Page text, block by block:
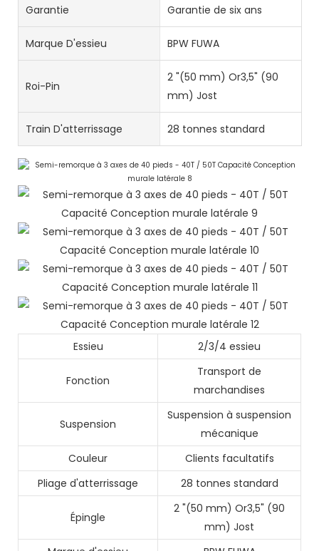
Garantie Garantie de six ans
Marque D'essieu BPW FUWA
Roi-Pin
2 "(50 mm) Or3,5" (90
mm) Jost
Train D'atterrissage 28 tonnes standard
Essieu 2/3/4 essieu
Fonction
Transport de
marchandises
Suspension
Suspension à suspension
mécanique
Couleur
Clients facultatifs
Pliage d'atterrissage
28 tonnes standard
Épingle
2 "(50 mm) Or3,5" (90
mm) Jost